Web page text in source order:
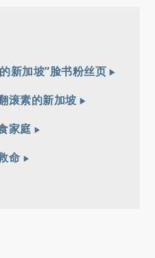
新加坡”脸书粉丝页
滚素的新加坡
家庭
命